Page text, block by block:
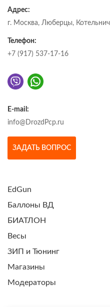
Адрес:
г. Москва, Люберцы,
Телефон:
+7 (917) 537-17-16
E-mail:
info@DrozdPcp.ru
ЗАДАТЬ ВОПРОС
EdGun
Баллоны ВД
БИАТЛОН
Весы
ЗИП и Тюнинг
Магазины
Модераторы